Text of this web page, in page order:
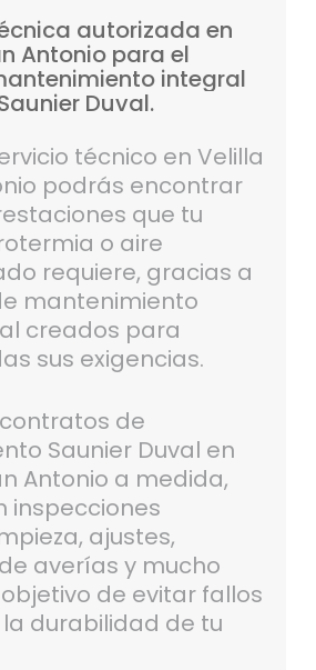
autorizada en
Antonio para el
integral
Duval.
técnico en Velilla
podrás encontrar
que tu
o aire
requiere, gracias a
mantenimiento
creados para
sus exigencias.
de
Saunier Duval en
Antonio a medida,
inspecciones
ajustes,
averías y mucho
de evitar fallos
durabilidad de tu